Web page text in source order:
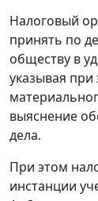
Налоговый
принять по
обществу в
указывая
выяснение
дела.
При этом
инстанции